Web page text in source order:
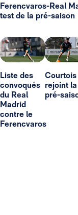
Ferencvaros-Real
test de la pré-saison
Liste des
convoqués
du Real
Madrid
contre le
Ferencvaros
Courtois
rejoint la
pré-